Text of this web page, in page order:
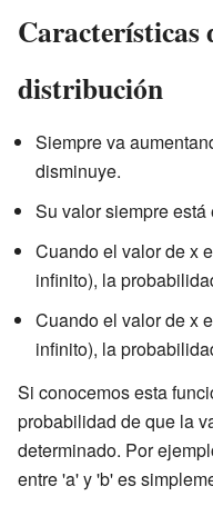
Características
distribución
Siempre va
disminuye.
Su valor siempre está
Cuando el valor de x
infinito), la
Cuando el valor de x
infinito), la
Si conocemos esta
probabilidad de que la
determinado. Por
entre 'a' y 'b' es